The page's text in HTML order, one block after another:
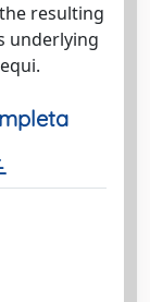
resulting
underlying